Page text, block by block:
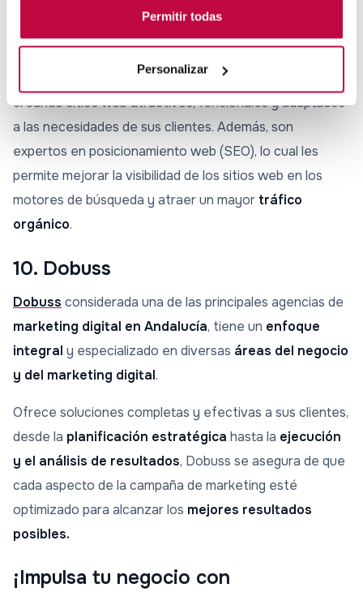
Permitir todas
Personalizar
especialización de Citysem
cruciales del marketing digital,
en el
creando sitios web atractivos, funcionales y adaptados
a las necesidades de sus clientes. Además, son
expertos en posicionamiento web (SEO), lo cual les
permite mejorar la visibilidad de los sitios web en los
motores de búsqueda y atraer un mayor tráfico
orgánico.
10. Dobuss
Dobuss considerada una de las principales agencias de
marketing digital en Andalucía, tiene un enfoque
integral y especializado en diversas áreas del negocio
y del marketing digital.
Ofrece soluciones completas y efectivas a sus clientes,
desde la planificación estratégica hasta la ejecución
y el análisis de resultados, Dobuss se asegura de que
cada aspecto de la campaña de marketing esté
optimizado para alcanzar los mejores resultados
posibles.
¡Impulsa tu negocio con